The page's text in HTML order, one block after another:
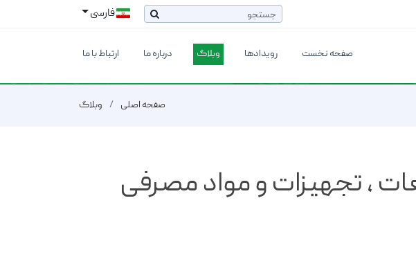
فارسی
صفحه نخست رویدادها وبلاگ درباره ما ارتباط با ما
صفحه اصلی وبلاگ
، تجهیزات و مواد مصرفی